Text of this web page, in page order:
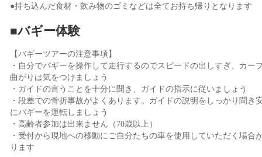
●持ち込んだ食材・飲み物のゴミなどは全てお持ち帰りとなります
■バギー体験
【バギーツアーの注意事項】
・自分でバギーを操作して走行するのでスピードの出しすぎ、カー
曲がりは気をつけましょう
・ガイドの言うことを十分に聞き、ガイドの指示に従いましょう
・段差での骨折事故がよくあります。ガイドの説明をしっかり聞き
にバギーを運転しましょう
・高齢者参加は出来ません（70歳以上）
・受付から現地への移動にご自分たちの車を使用していただく場合
ります